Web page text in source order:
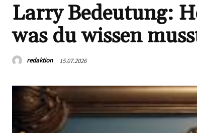
Larry Bedeutung:
was du wissen
redaktion 15.07.2026